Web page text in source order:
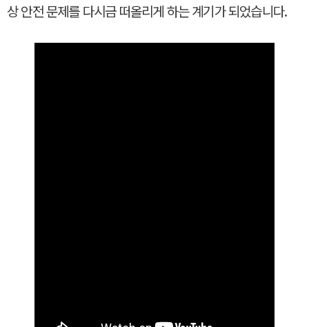
상 안전 문제를 다시금 떠올리게 하는 계기가 되었습니다.